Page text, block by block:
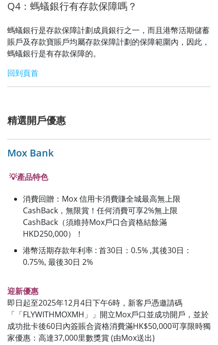
Q4：螞蟻銀行有存款保障嗎？
螞蟻銀行是存款保障計劃成員銀行之一，而且港幣活期儲蓄
賬戶及存款寶賬戶均屬存款保障計劃的保障範圍內，因此，
螞蟻銀行是有存款保障的。
回到頁首
精選開戶優惠
Mox Bank
💡產品特色
消費回贈： Mox 信用卡消費賺全城最高無上限
CashBack，無限賞！任何消費可享2%無上限
CashBack（須維持Mox戶口合資格結餘滿
HKD250,000）！
港幣活期存款年利率 : 首30日：0.5% ,其後30日：
0.75%, 最後30日 2%
迎新優惠
即日起至2025年12月4日下午6時，新客戶憑邀請碼
「「FLYWITHMOXMH」」開立Mox戶口並成功開戶，並於
成功批卡後60日內簽賬合資格消費滿HK$50,000可享限時獨
家優惠：高達37,000里數獎賞 (由Mox送出)